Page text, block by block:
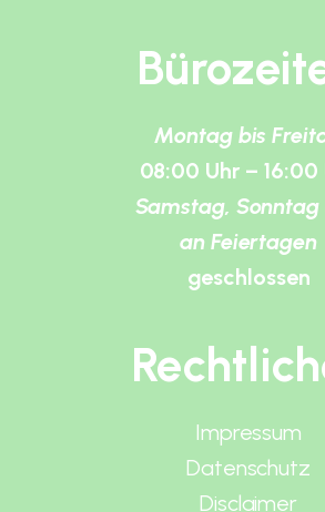
Montag bis
08:00 Uhr – 16:00
Samstag, Sonntag
an Feiertagen
geschlossen
Impressum
Datenschutz
Disclaimer